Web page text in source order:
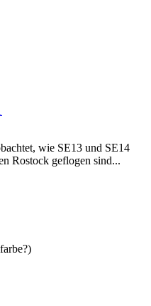
wie SE13 und SE14
Rostock geflogen sind...